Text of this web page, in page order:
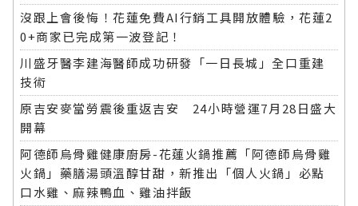
沒跟上會後悔！花蓮免費AI行銷工具開放體驗，花蓮2
0+商家已完成第一波登記！
川盛牙醫李建海醫師成功研發「一日長城」全口重建
技術
原吉安麥當勞震後重返吉安 24小時營運7月28日盛大
開幕
阿德師烏骨雞健康廚房-花蓮火鍋推薦「阿德師烏骨雞
火鍋」藥膳湯頭溫醇甘甜，新推出「個人火鍋」必點
口水雞、麻辣鴨血、雞油拌飯